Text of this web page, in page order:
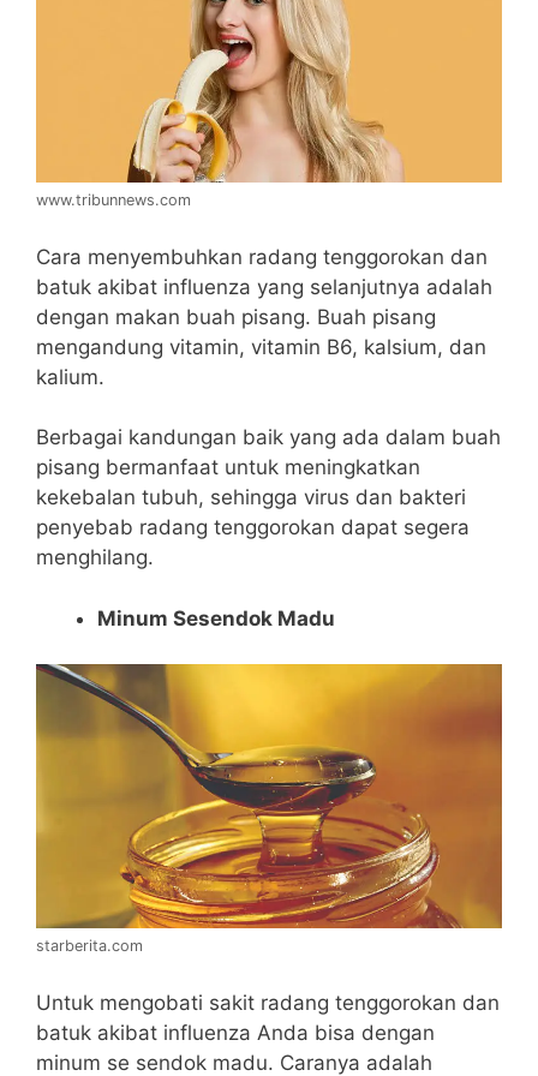
www.tribunnews.com
Cara menyembuhkan radang tenggorokan dan
batuk akibat influenza yang selanjutnya adalah
dengan makan buah pisang. Buah pisang
mengandung vitamin, vitamin B6, kalsium, dan
kalium.
Berbagai kandungan baik yang ada dalam buah
pisang bermanfaat untuk meningkatkan
kekebalan tubuh, sehingga virus dan bakteri
penyebab radang tenggorokan dapat segera
menghilang.
Minum Sesendok Madu
starberita.com
Untuk mengobati sakit radang tenggorokan dan
batuk akibat influenza Anda bisa dengan
minum se sendok madu. Caranya adalah